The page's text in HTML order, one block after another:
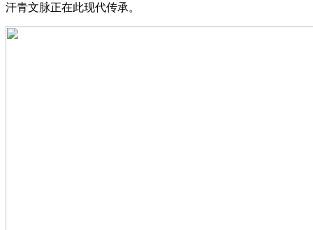
汗青文脉正在此现代传承。